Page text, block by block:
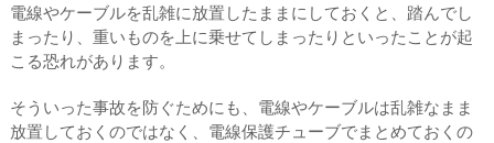
電線やケーブルを乱雑に放置したままにしておくと、踏んでし
まったり、重いものを上に乗せてしまったりといったことが起
こる恐れがあります。
そういった事故を防ぐためにも、電線やケーブルは乱雑なまま
放置しておくのではなく、電線保護チューブでまとめておくの